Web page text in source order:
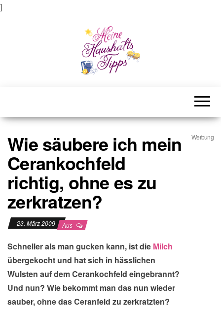
]
Wie säubere ich mein
Cerankochfeld
richtig, ohne es zu
zerkratzen?
Werbung
23. März 2009 Aus
Schneller als man gucken kann, ist die Milch
übergekocht und hat sich in hässlichen
Wulsten auf dem Cerankochfeld eingebrannt?
Und nun? Wie bekommt man das nun wieder
sauber, ohne das Ceranfeld zu zerkratzten?